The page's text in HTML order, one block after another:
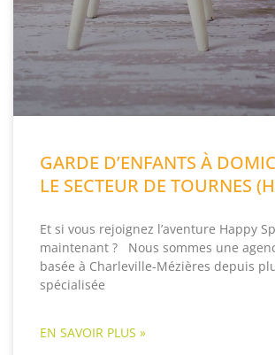
GARDE D’ENFANTS À
LE SECTEUR DE TOURNES
Et si vous rejoignez l’aventure Happy
maintenant ? Nous sommes une
basée à Charleville-Mézières depuis
spécialisée
EN SAVOIR PLUS »